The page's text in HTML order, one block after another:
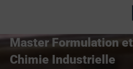
Master Formulation et
Chimie Industrielle